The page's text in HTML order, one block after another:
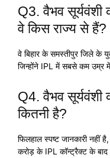
Q3. वैभव
वे किस राज्य से हैं?
वे बिहार के समस्तीपुर जिले के
जिन्होंने IPL में सबसे कम उम्र
Q4. वैभव सूर्यवंशी
कितनी है?
फिलहाल स्पष्ट जानकारी नहीं
करोड़ के IPL कॉन्ट्रैक्ट के बाद